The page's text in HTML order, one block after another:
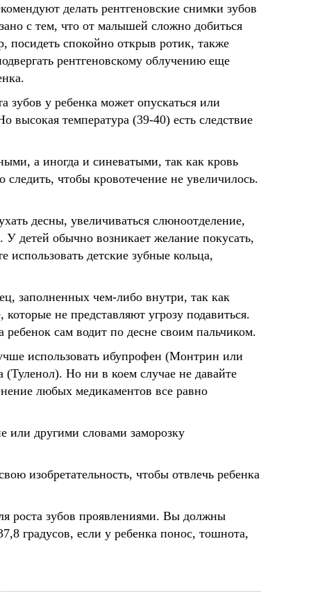
делать рентгеновские снимки зубов
с тем, что от малышей сложно добиться
посидеть спокойно открыв ротик, также
рентгеновскому облучению еще
зубов у ребенка может опускаться или
высокая температура (39-40) есть следствие
а иногда и синеватыми, так как кровь
чтобы кровотечение не увеличилось.
десны, увеличиваться слюноотделение,
детей обычно возникает желание покусать,
детские зубные кольца,
заполненных чем-либо внутри, так как
не представляют угрозу подавиться.
сам водит по десне своим пальчиком.
использовать ибупрофен (Монтрин или
Но ни в коем случае не давайте
любых медикаментов все равно
или другими словами заморозку
изобретательность, чтобы отвлечь ребенка
роста зубов проявлениями. Вы должны
градусов, если у ребенка понос, тошнота,